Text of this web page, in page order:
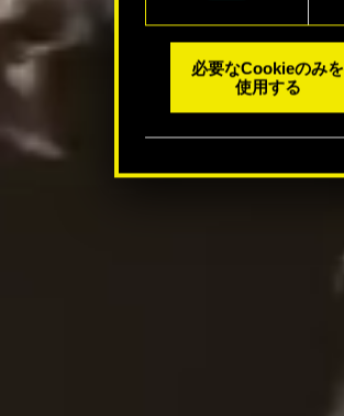
必要なCookieのみを
使用する